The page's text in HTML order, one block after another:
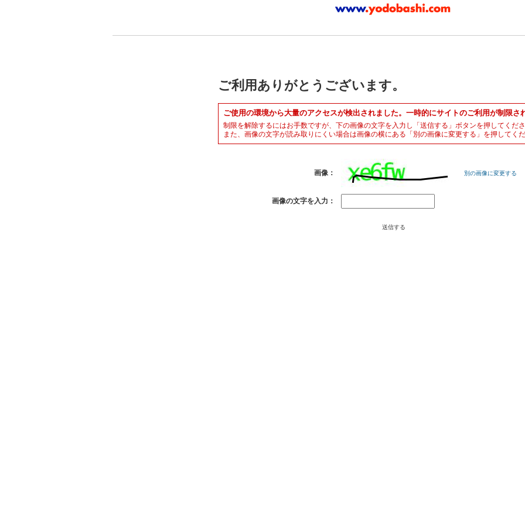
ご利用ありがとうございます。
ご使用の環境から大量のアクセスが検出されました。一時的にサイトのご利用が制限さ
制限を解除するにはお手数ですが、下の画像の文字を入力し「送信する」ボタンを押してくださ
また、画像の文字が読み取りにくい場合は画像の横にある「別の画像に変更する」を押してくだ
画像： 別の画像に変更する
画像の文字を入力：
送信する